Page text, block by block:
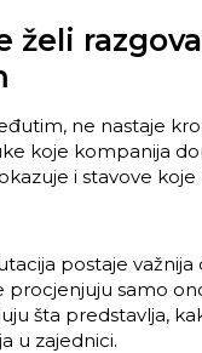
želi
ne nastaje
koje kompanija
i stavove koje
postaje važnija
procjenjuju samo
šta predstavlja,
u zajednici.